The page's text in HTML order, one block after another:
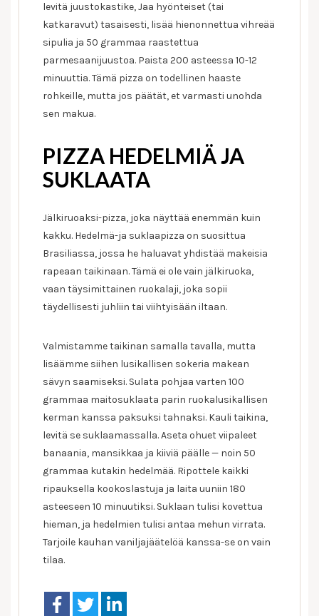
levitä juustokastike, Jaa hyönteiset (tai
katkaravut) tasaisesti, lisää hienonnettua vihreää
sipulia ja 50 grammaa raastettua
parmesaanijuustoa. Paista 200 asteessa 10-12
minuuttia. Tämä pizza on todellinen haaste
rohkeille, mutta jos päätät, et varmasti unohda
sen makua.
PIZZA HEDELMIÄ JA
SUKLAATA
Jälkiruoaksi-pizza, joka näyttää enemmän kuin
kakku. Hedelmä-ja suklaapizza on suosittua
Brasiliassa, jossa he haluavat yhdistää makeisia
rapeaan taikinaan. Tämä ei ole vain jälkiruoka,
vaan täysimittainen ruokalaji, joka sopii
täydellisesti juhliin tai viihtyisään iltaan.
Valmistamme taikinan samalla tavalla, mutta
lisäämme siihen lusikallisen sokeria makean
sävyn saamiseksi. Sulata pohjaa varten 100
grammaa maitosuklaata parin ruokalusikallisen
kerman kanssa paksuksi tahnaksi. Kauli taikina,
levitä se suklaamassalla. Aseta ohuet viipaleet
banaania, mansikkaa ja kiiviä päälle — noin 50
grammaa kutakin hedelmää. Ripottele kaikki
ripauksella kookoslastuja ja laita uuniin 180
asteeseen 10 minuutiksi. Suklaan tulisi kovettua
hieman, ja hedelmien tulisi antaa mehun virrata.
Tarjoile kauhan vaniljajäätelöä kanssa-se on vain
tilaa.